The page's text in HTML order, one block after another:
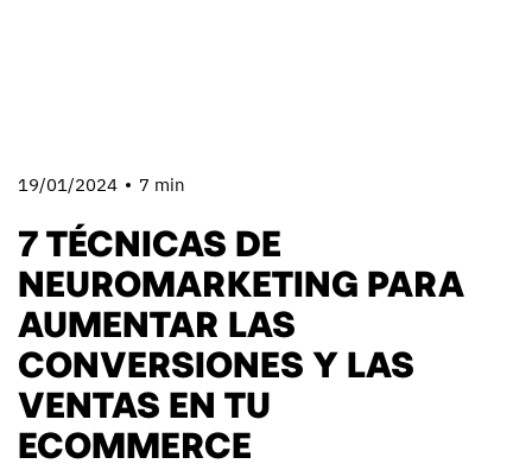
19/01/2024 7 min
7 TÉCNICAS DE
NEUROMARKETING PARA
AUMENTAR LAS
CONVERSIONES Y LAS
VENTAS EN TU
ECOMMERCE